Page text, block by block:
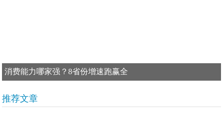
消费能力哪家强？8省份增速跑赢全
推荐文章